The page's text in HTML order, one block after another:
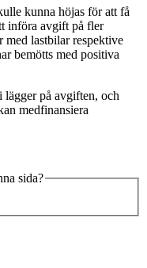
kunna höjas för att få
införa avgift på fler
med lastbilar respektive
bemötts med positiva
lägger på avgiften, och
medfinansiera
sida?